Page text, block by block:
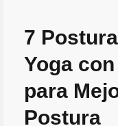
7
Yoga
para
Postura